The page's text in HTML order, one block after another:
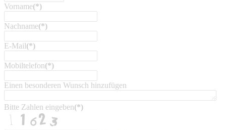
Vorname(*)
Nachname(*)
E-Mail(*)
Mobiltelefon(*)
Einen besonderen Wunsch hinzufügen
Bitte Zahlen eingeben(*)